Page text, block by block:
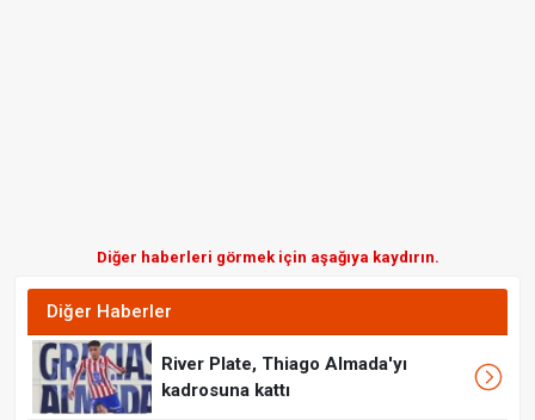
Diğer haberleri görmek için aşağıya kaydırın.
Diğer Haberler
River Plate, Thiago Almada'yı
kadrosuna kattı